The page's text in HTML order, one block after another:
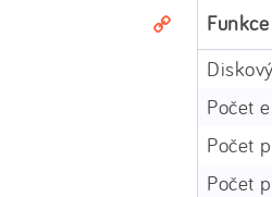
Funkce
Počet
Počet
Počet